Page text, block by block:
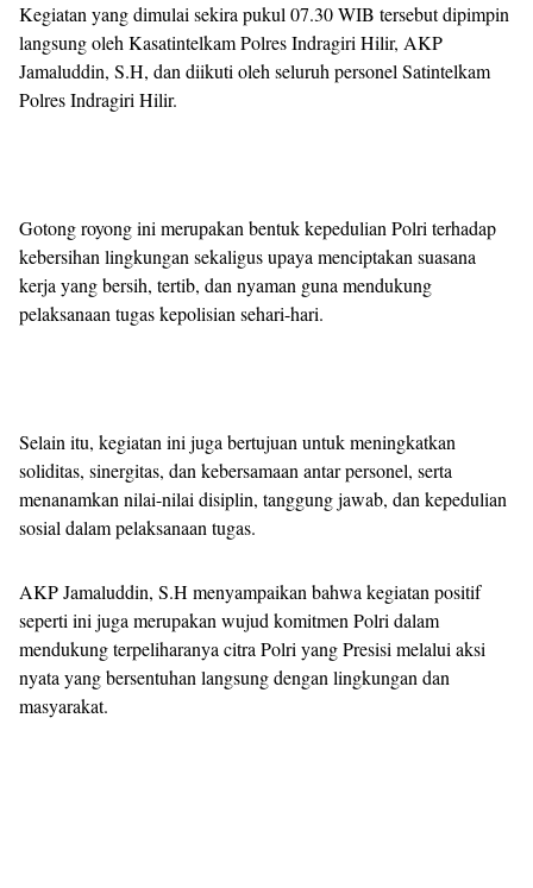
Kegiatan yang dimulai sekira pukul 07.30 WIB tersebut dipimpin
langsung oleh Kasatintelkam Polres Indragiri Hilir, AKP
Jamaluddin, S.H, dan diikuti oleh seluruh personel Satintelkam
Polres Indragiri Hilir.
Gotong royong ini merupakan bentuk kepedulian Polri terhadap
kebersihan lingkungan sekaligus upaya menciptakan suasana
kerja yang bersih, tertib, dan nyaman guna mendukung
pelaksanaan tugas kepolisian sehari-hari.
Selain itu, kegiatan ini juga bertujuan untuk meningkatkan
soliditas, sinergitas, dan kebersamaan antar personel, serta
menanamkan nilai-nilai disiplin, tanggung jawab, dan kepedulian
sosial dalam pelaksanaan tugas.
AKP Jamaluddin, S.H menyampaikan bahwa kegiatan positif
seperti ini juga merupakan wujud komitmen Polri dalam
mendukung terpeliharanya citra Polri yang Presisi melalui aksi
nyata yang bersentuhan langsung dengan lingkungan dan
masyarakat.